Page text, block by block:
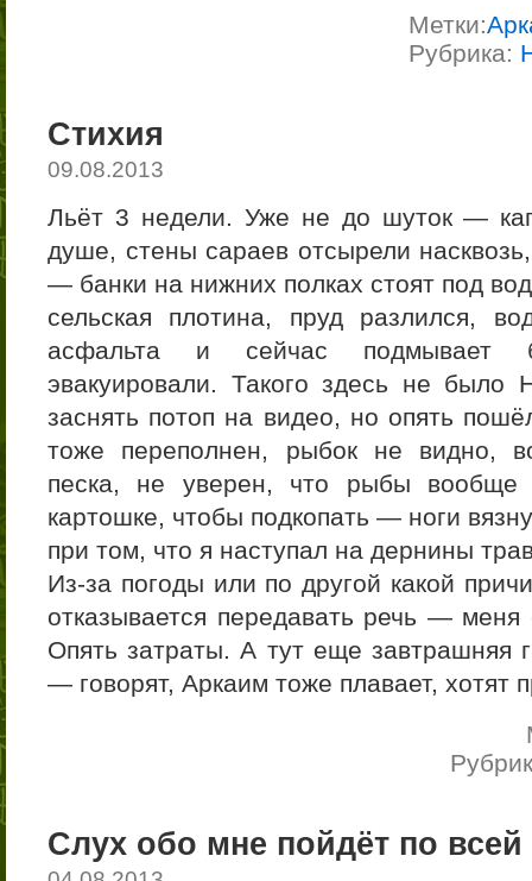
Метки:
Рубрика:
Стихия
09.08.2013
Льёт 3 недели. Уже не до шуток —
душе, стены сараев отсырели
— банки на нижних полках стоят под
сельская плотина, пруд разлился,
асфальта и сейчас подмывает
эвакуировали. Такого здесь не
заснять потоп на видео, но опять
тоже переполнен, рыбок не видно,
песка, не уверен, что рыбы
картошке, чтобы подкопать — ноги
при том, что я наступал на дернины
Из-за погоды или по другой какой
отказывается передавать речь —
Опять затраты. А тут еще завтрашняя
— говорят, Аркаим тоже плавает, хотят
Слух обо мне пойдёт по